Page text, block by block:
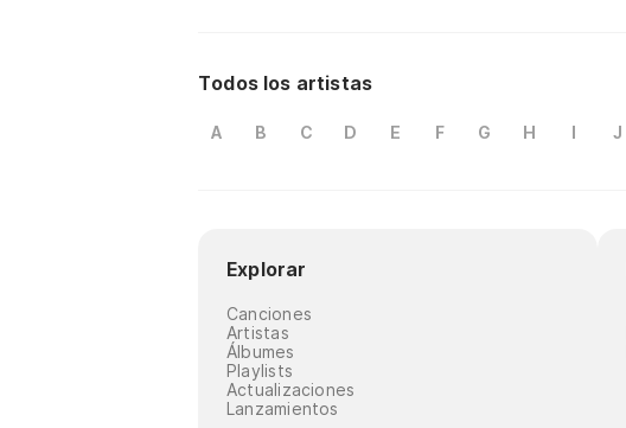
Todos los artistas
A B C D E F G H I J
Explorar
Canciones
Artistas
Álbumes
Playlists
Actualizaciones
Lanzamientos